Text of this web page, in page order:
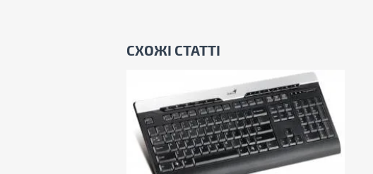
СХОЖІ СТАТТІ